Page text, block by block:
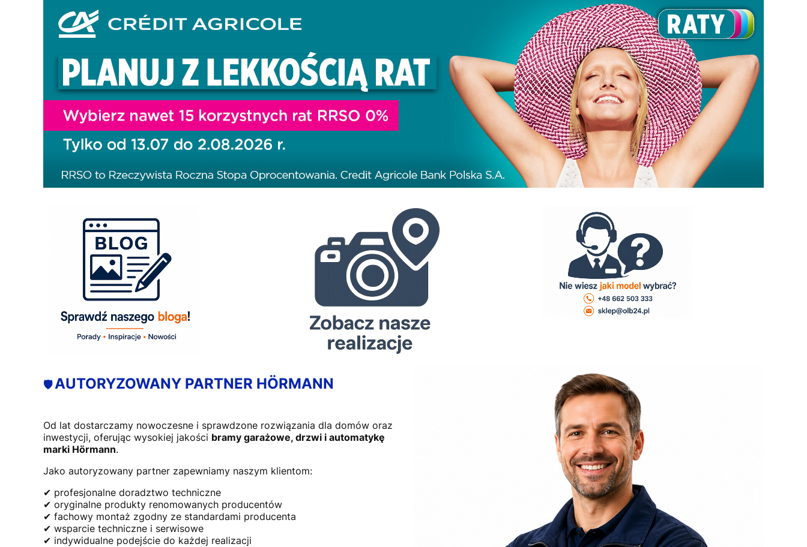
🛡️AUTORYZOWANY PARTNER HÖRMANN
Od lat dostarczamy nowoczesne i sprawdzone rozwiązania dla domów oraz
inwestycji, oferując wysokiej jakości bramy garażowe, drzwi i automatykę
marki Hörmann.
Jako autoryzowany partner zapewniamy naszym klientom:
✔ profesjonalne doradztwo techniczne
✔ oryginalne produkty renomowanych producentów
✔ fachowy montaż zgodny ze standardami producenta
✔ wsparcie techniczne i serwisowe
✔ indywidualne podejście do każdej realizacji